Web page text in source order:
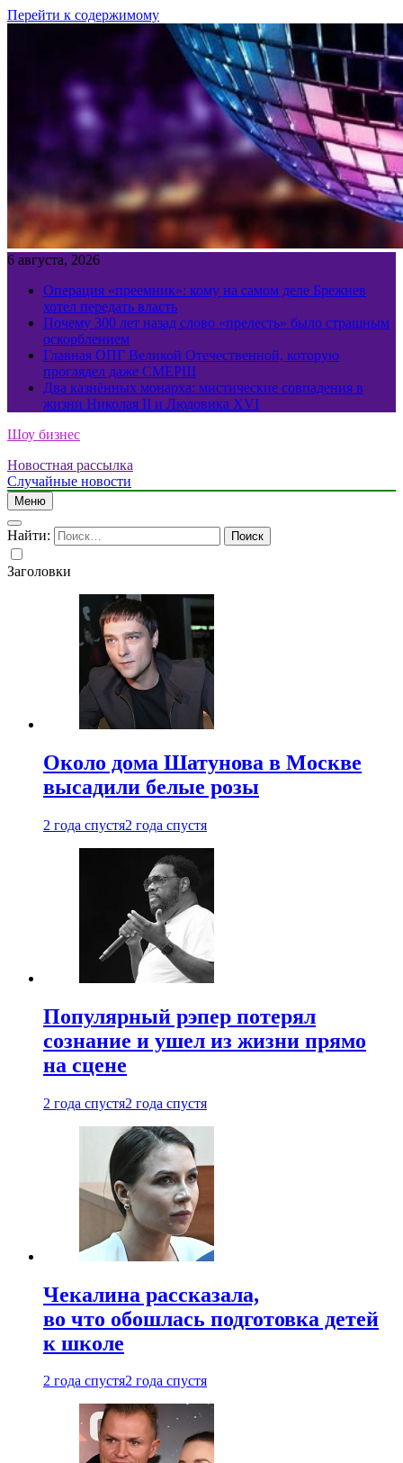
Перейти к содержимому
6 августа, 2026
Операция «преемник»: кому на самом деле Брежнев
хотел передать власть
Почему 300 лет назад слово «прелесть» было страшным
оскорблением
Главная ОПГ Великой Отечественной, которую
проглядел даже СМЕРШ
Два казнённых монарха: мистические совпадения в
жизни Николая II и Людовика XVI
Шоу бизнес
Новостная рассылка
Случайные новости
Меню
Найти:
Заголовки
Около дома Шатунова в Москве
высадили белые розы
2 года спустя2 года спустя
Популярный рэпер потерял
сознание и ушел из жизни прямо
на сцене
2 года спустя2 года спустя
Чекалина рассказала,
во что обошлась подготовка детей
к школе
2 года спустя2 года спустя